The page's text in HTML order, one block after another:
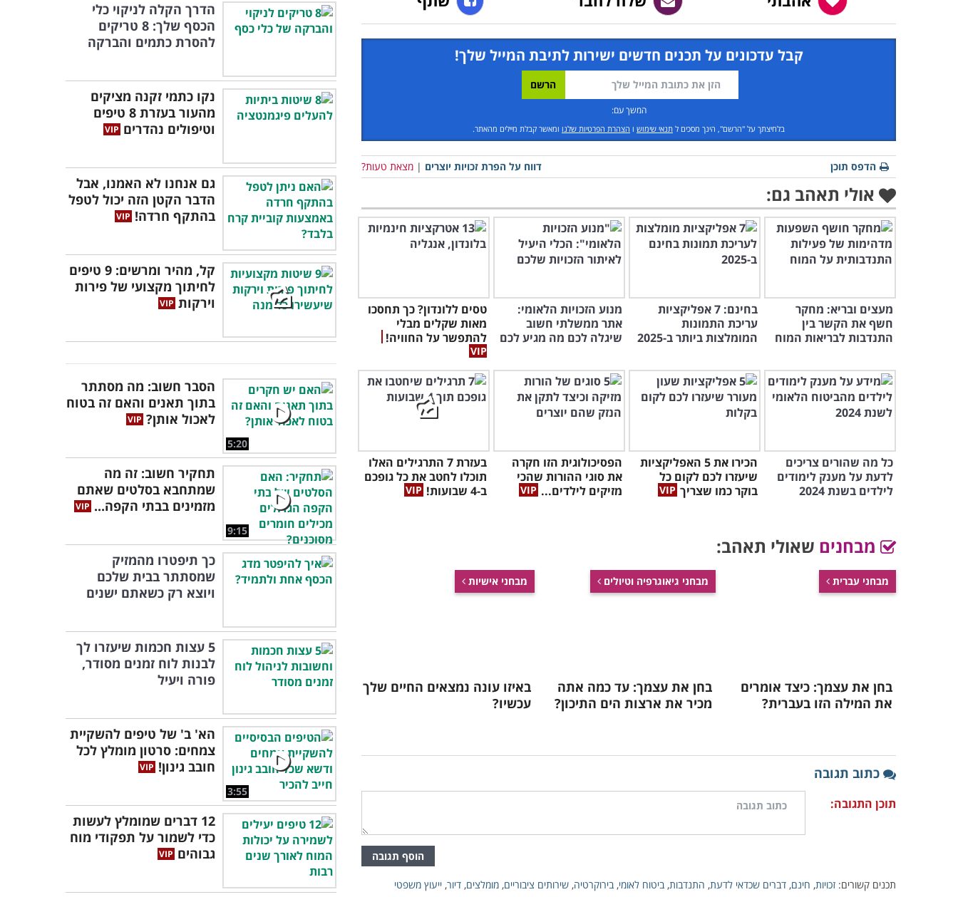
רוצים להתנדב בשי"ל? גם זו אפשרות
הארגון מופעל על ידי מתנדבים, והוא תלוי בהם לצורך מתן סיוע לאזרחים, לכן אם יש לכם
ידע ומומחיות באחד התחומים שהארגון עוסק בהם, אתם יכולים
לאנשים אחרים לפתור בעיות ולמצות את זכויותיהם. ההתנדבות כוללת משמרת אחת
בשבוע של 4 שעות והשתתפות בהשתלמויות והדרכות. כדי להתחיל תוכלו לפנות לארגון
בטלפון 118 או בדואר אלקטרוני ישיר לממונת שי"ל הארצית, אסתי סיני, בכתובת
EsterS@Molsa.gov.il.
אהבתי שלח לחבר שתף
קבל עדכונים על תכנים חדשים ישירות לתיבת המייל שלך!
בלחיצתך על "הרשם", הינך מסכים לתנאי שימושו הצהרת הפרטיות שלנוומאשר קבלת מיילים מהאתר.
דווח על הפרת זכויות יוצרים| הדפס תוכן
מעצים ובריא: מחקר
חשף את הקשר בין
התנדבות לבריאות המוח
עריכת התמונות
המומלצות ביותר ב-2025
אתר ממשלתי חשוב
שיגלה לכם מה מגיע לכם
מאות שקלים מבלי
להתפשר על החוויה!
כל מה שהורים צריכים
הכירו את 5 האפליקציות
הפסיכולוגית הזו חקרה
שאולי תאהב:
הדרך הקלה לניקוי כלי
הכסף שלך: 8 טריקים
להסרת כתמים והברקה
נקו כתמי זקנה מציקים
מהעור בעזרת 8 טיפים
וטיפולים נהדרים
גם אנחנו לא האמנו, אבל
הדבר הקטן הזה יכול לטפל
בהתקף חרדה!
קל, מהיר ומרשים: 9 טיפים
לחיתוך מקצועי של פירות
וירקות
5:20
הסבר חשוב: מה מסתתר
בתוך תאנים והאם זה בטוח
לאכול אותן?
9:15
תחקיר חשוב: זה מה
שמתחבא בסלטים שאתם
מזמינים בבתי הקפה...
כך תיפטרו מהמזיק
שמסתתר בבית שלכם
ויוצא רק כשאתם ישנים
5 עצות חכמות שיעזרו לך
לבנות לוח זמנים מסודר,
פורה ויעיל
3:55
הא' ב' של טיפים להשקיית
צמחים: סרטון מומלץ לכל
חובב גינון!
12 דברים שמומלץ לעשות
כדי לשמור על תפקודי מוח
גבוהים